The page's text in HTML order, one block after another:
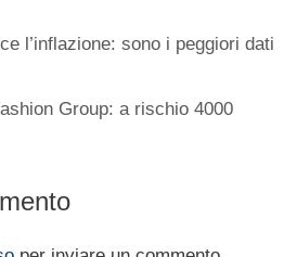
l’inflazione: sono i peggiori dati
Group: a rischio 4000